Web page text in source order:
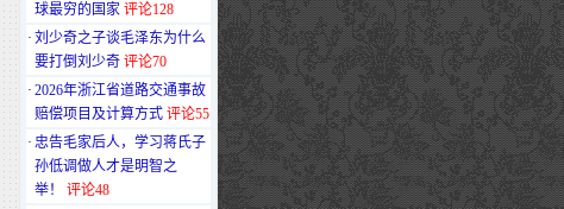
球最穷的国家 评论128
· 刘少奇之子谈毛泽东为什么
要打倒刘少奇 评论70
· 2026年浙江省道路交通事故
赔偿项目及计算方式 评论55
· 忠告毛家后人，学习蒋氏子
孙低调做人才是明智之
举！
评论48